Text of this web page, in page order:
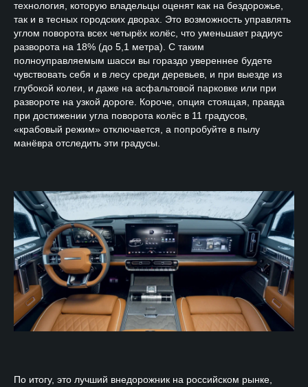
технология, которую владельцы оценят как на бездорожье,
так и в тесных городских дворах. Это возможность управлять
углом поворота всех четырёх колёс, что уменьшает радиус
разворота на 18% (до 5,1 метра). С таким
полноуправляемым шасси вы гораздо увереннее будете
чувствовать себя и в лесу среди деревьев, и при выезде из
глубокой колеи, и даже на асфальтовой парковке или при
развороте на узкой дороге. Короче, опция стоящая, правда
при достижении угла поворота колёс в 11 градусов,
«крабовый режим» отключается, а попробуйте в пылу
манёвра отследить эти градусы.
По итогу, это лучший внедорожник на российском рынке,